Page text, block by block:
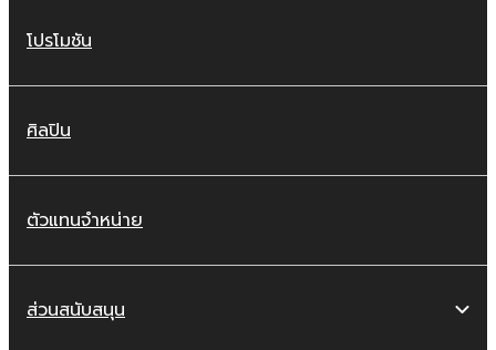
โปรโมชัน
ศิลปิน
ตัวแทนจำหน่าย
ส่วนสนับสนุน